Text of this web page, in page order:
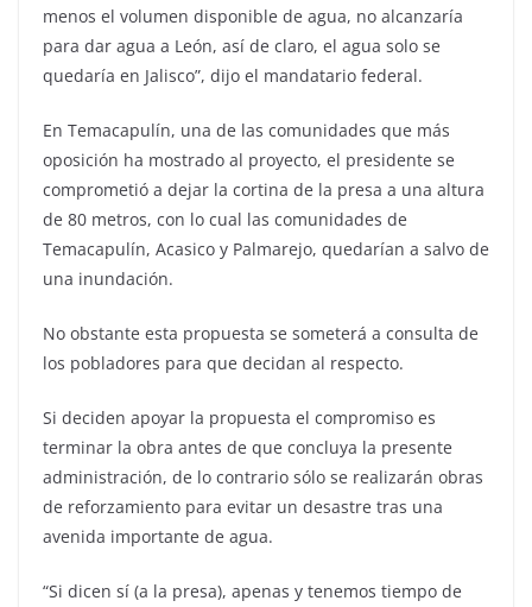
menos el volumen disponible de agua, no alcanzaría
para dar agua a León, así de claro, el agua solo se
quedaría en Jalisco”, dijo el mandatario federal.
En Temacapulín, una de las comunidades que más
oposición ha mostrado al proyecto, el presidente se
comprometió a dejar la cortina de la presa a una altura
de 80 metros, con lo cual las comunidades de
Temacapulín, Acasico y Palmarejo, quedarían a salvo de
una inundación.
No obstante esta propuesta se someterá a consulta de
los pobladores para que decidan al respecto.
Si deciden apoyar la propuesta el compromiso es
terminar la obra antes de que concluya la presente
administración, de lo contrario sólo se realizarán obras
de reforzamiento para evitar un desastre tras una
avenida importante de agua.
“Si dicen sí (a la presa), apenas y tenemos tiempo de